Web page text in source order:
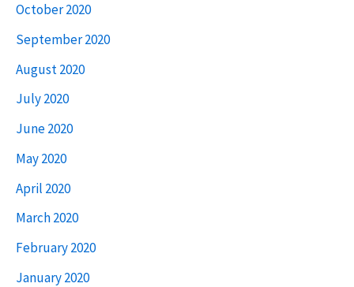
October 2020
September 2020
August 2020
July 2020
June 2020
May 2020
April 2020
March 2020
February 2020
January 2020